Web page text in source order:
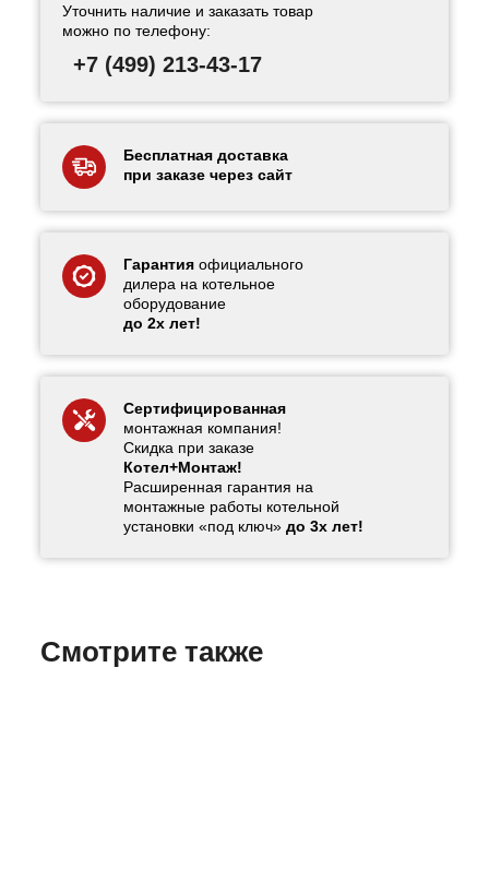
Уточнить наличие и заказать товар
можно по телефону:
+7 (499) 213-43-17
Бесплатная доставка
при заказе через сайт
Гарантия официального
дилера на котельное
оборудование
до 2х лет!
Сертифицированная
монтажная компания!
Скидка при заказе
Котел+Монтаж!
Расширенная гарантия на
монтажные работы котельной
установки «под ключ» до 3х лет!
Смотрите также